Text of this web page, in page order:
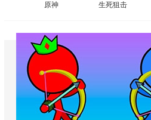
原神 生死狙击